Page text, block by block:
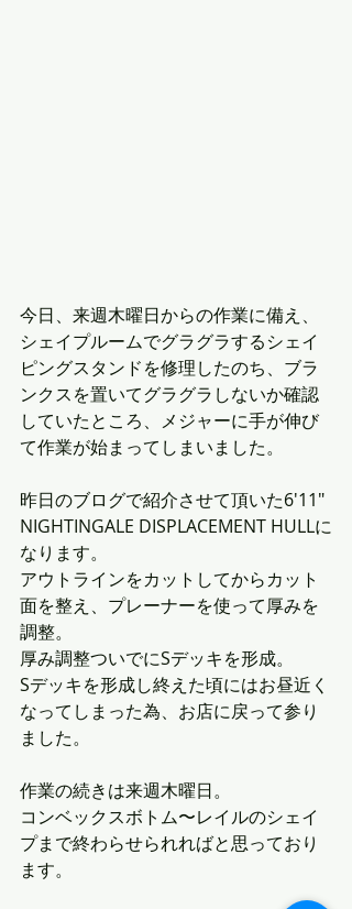
今日、来週木曜日からの作業に備え、
シェイプルームでグラグラするシェイ
ピングスタンドを修理したのち、ブラ
ンクスを置いてグラグラしないか確認
していたところ、メジャーに手が伸び
て作業が始まってしまいました。
昨日のブログで紹介させて頂いた6'11"
NIGHTINGALE DISPLACEMENT HULLに
なります。
アウトラインをカットしてからカット
面を整え、プレーナーを使って厚みを
調整。
厚み調整ついでにSデッキを形成。
Sデッキを形成し終えた頃にはお昼近く
なってしまった為、お店に戻って参り
ました。
作業の続きは来週木曜日。
コンベックスボトム〜レイルのシェイ
プまで終わらせられればと思っており
ます。